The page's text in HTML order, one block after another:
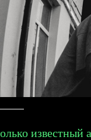
известный